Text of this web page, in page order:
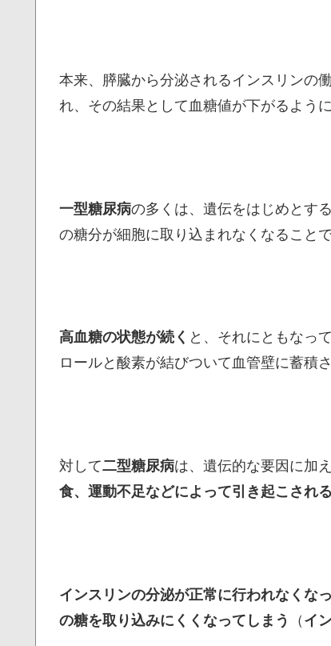
本来、膵臓から分泌されるインスリンの
れ、その結果として血糖値が下がるよう
一型糖尿病の多くは、遺伝をはじめとす
の糖分が細胞に取り込まれなくなること
高血糖の状態が続く と、それにともなって
ロールと酸素が結びついて血管壁に蓄積
対して二型糖尿病は、遺伝的な要因に加え
食、運動不足などによって引き起こされる
インスリンの分泌が正常に行われなくな
の糖を取り込みにくくなってしまう
（ イ